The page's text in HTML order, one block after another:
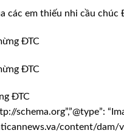
các em thiếu nhi cầu
ĐTC
schema.org”,”@type”:
content/dam/